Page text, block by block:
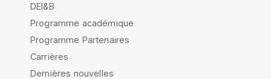
DEI&B
Programme académique
Programme Partenaires
Carrières
Dernières nouvelles